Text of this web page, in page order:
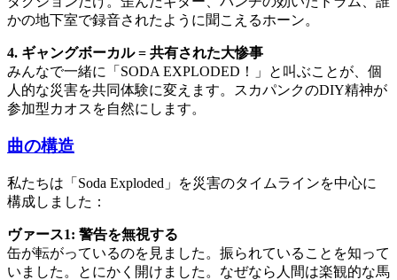
かの地下室で録音されたように聞こえるホーン。
4. ギャングボーカル = 共有された大惨事
みんなで一緒に「SODA EXPLODED！」と叫ぶことが、個
人的な災害を共同体験に変えます。スカパンクのDIY精神が
参加型カオスを自然にします。
曲の構造
私たちは「Soda Exploded」を災害のタイムラインを中心に
構成しました：
ヴァース1: 警告を無視する
缶が転がっているのを見ました。振られていることを知って
いました。とにかく開けました。なぜなら人間は楽観的な馬